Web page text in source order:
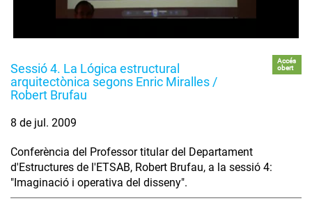
Sessió 4. La Lógica estructural
arquitectònica segons Enric Miralles /
Robert Brufau
Accés
obert
8 de jul. 2009
Conferència del Professor titular del Departament
d'Estructures de l'ETSAB, Robert Brufau, a la sessió 4:
"Imaginació i operativa del disseny".